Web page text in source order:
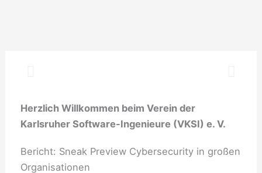
Herzlich Willkommen beim Verein der
Karlsruher Software-Ingenieure (VKSI) e. V.
Bericht: Sneak Preview Cybersecurity in großen
Organisationen